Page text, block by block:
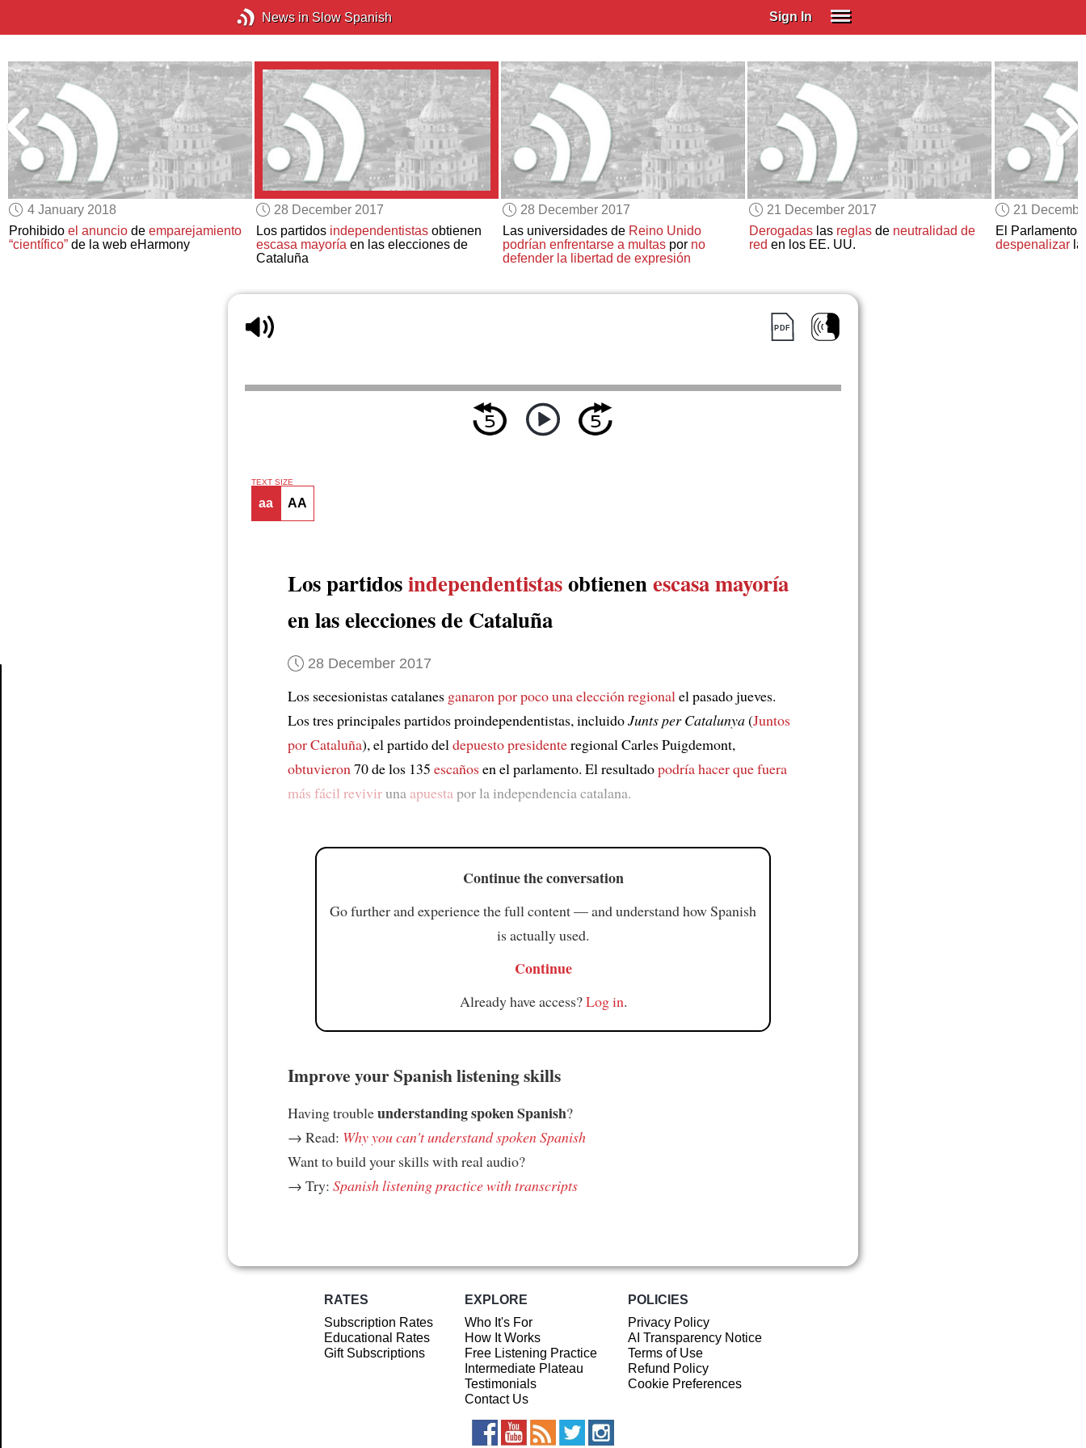
News in Slow Spanish Sign In
Spanish (Spain)
Spanish (Latino)
SUBSCRIBE
EDUCATIONAL LICENSES
GIFT CARDS
OTHER LANGUAGES
4 January 2018
Prohibidoel anuncio deemparejamiento
“científico” de la web eHarmony
28 December 2017
Los partidos independentistasobtienen
escasa mayoríaen las elecciones de
Cataluña
28 December 2017
Las universidades de Reino Unido
podrían enfrentarse a multaspor no
defender la libertad de expresión
21 December 2017
Derogadaslas reglasde neutralidad de
red en los EE. UU.
21
El Parlamento
despenalizar
TEXT SIZE
aa AA
Los partidosindependentistasobtienenescasa mayoría
en las elecciones de Cataluña
28 December 2017
Los secesionistas catalanes ganaron por poco una elección regionalel pasado jueves.
Los tres principales partidos proindependentistas, incluidoJunts per Catalunya(Juntos
por Cataluña), el partido deldepuesto presidenteregional Carles Puigdemont,
obtuvieron70 de los 135 escañosen el parlamento. El resultadopodría hacer que fuera
más fácil reviviruna apuestapor la independencia catalana.
Continue the conversation
Go further and experience the full content — and understand how Spanish
is actually used.
Continue
Already have access?Log in.
Improve your Spanish listening skills
Having troubleunderstanding spoken Spanish?
→ Read: Why you can't understand spoken Spanish
Want to build your skills with real audio?
→ Try: Spanish listening practice with transcripts
RATES
Subscription Rates
Educational Rates
Gift Subscriptions
EXPLORE
Who It's For
How It Works
Free Listening Practice
Intermediate Plateau
Testimonials
Contact Us
POLICIES
Privacy Policy
AI Transparency Notice
Terms of Use
Refund Policy
Cookie Preferences